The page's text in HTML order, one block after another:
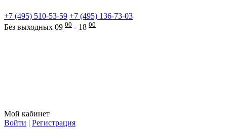
+7 (495) 510-53-59 +7 (495) 136-73-03
Без выходных 09 00 - 18 00
Мой кабинет
Войти | Регистрация